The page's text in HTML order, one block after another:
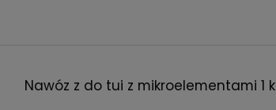
Nawóz z do tui z mikroelementami 1